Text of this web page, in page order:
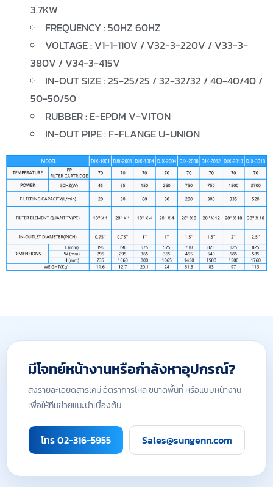
3.7KW
FREQUENCY : 50HZ 60HZ
VOLTAGE : V1-1-110V / V32-3-220V / V33-3-
380V / V34-3-415V
IN-OUT SIZE : 25-25/25 / 32-32/32 / 40-40/40 /
50-50/50
RUBBER : E-EPDM V-VITON
IN-OUT PIPE : F-FLANGE U-UNION
มีโจทย์หน้างานหรือกำลังหาอุปกรณ์?
ส่งรายละเอียดสารเคมี อัตราการไหล ขนาดพื้นที่ หรือแบบหน้างาน
เพื่อให้ทีมช่วยแนะนำเบื้องต้น
โทร 02-316-5955 Sales@sungenn.com